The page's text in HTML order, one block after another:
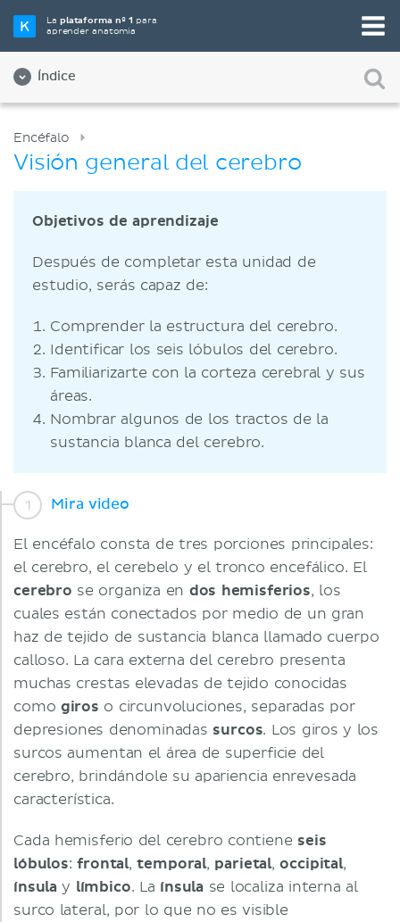
Laplataforma nº 1 para
aprender anatomía
Índice
Encéfalo
Visión general del cerebro
Objetivos de aprendizaje
Después de completar esta unidad de
estudio, serás capaz de:
Comprender la estructura del cerebro.
Identificar los seis lóbulos del cerebro.
Familiarizarte con la corteza cerebral y sus
áreas.
Nombrar algunos de los tractos de la
sustancia blanca del cerebro.
Mira video
El encéfalo consta de tres porciones principales:
el cerebro, el cerebelo y el tronco encefálico. El
cerebro se organiza en dos hemisferios, los
cuales están conectados por medio de un gran
haz de tejido de sustancia blanca llamado cuerpo
calloso. La cara externa del cerebro presenta
muchas crestas elevadas de tejido conocidas
como giros o circunvoluciones, separadas por
depresiones denominadas surcos. Los giros y los
surcos aumentan el área de superficie del
cerebro, brindándole su apariencia enrevesada
característica.
Cada hemisferio del cerebro contiene seis
lóbulos:frontal,temporal, parietal,occipital,
ínsula y límbico. La ínsula se localiza interna al
surco lateral, por lo que no es visible